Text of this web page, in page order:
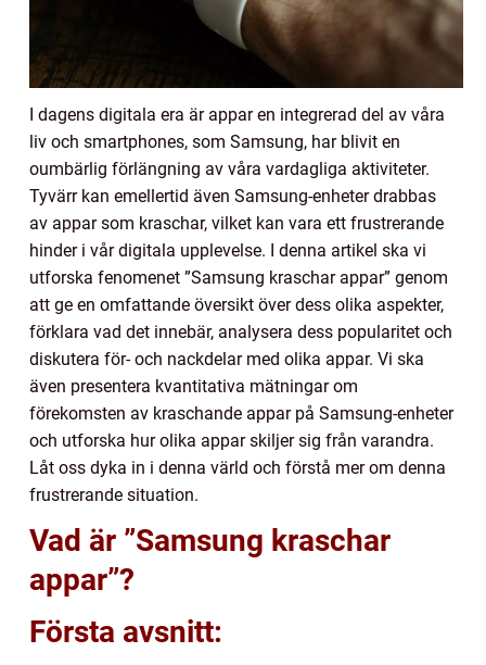
I dagens digitala era är appar en integrerad del av våra
liv och smartphones, som Samsung, har blivit en
oumbärlig förlängning av våra vardagliga aktiviteter.
Tyvärr kan emellertid även Samsung-enheter drabbas
av appar som kraschar, vilket kan vara ett frustrerande
hinder i vår digitala upplevelse. I denna artikel ska vi
utforska fenomenet ”Samsung kraschar appar” genom
att ge en omfattande översikt över dess olika aspekter,
förklara vad det innebär, analysera dess popularitet och
diskutera för- och nackdelar med olika appar. Vi ska
även presentera kvantitativa mätningar om
förekomsten av kraschande appar på Samsung-enheter
och utforska hur olika appar skiljer sig från varandra.
Låt oss dyka in i denna värld och förstå mer om denna
frustrerande situation.
Vad är ”Samsung kraschar
appar”?
Första avsnitt: